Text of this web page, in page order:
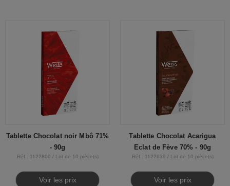
Tablette Chocolat noir Mbô 71%
- 90g
Réf : 1122800 / Lot de 10 pièce(s)
Voir les prix
Tablette Chocolat Acarigua
Eclat de Fève 70% - 90g
Réf : 1122639 / Lot de 10 pièce(s)
Voir les prix